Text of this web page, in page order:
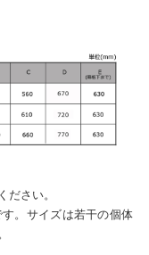
ださい。
。サイズは若干の個体